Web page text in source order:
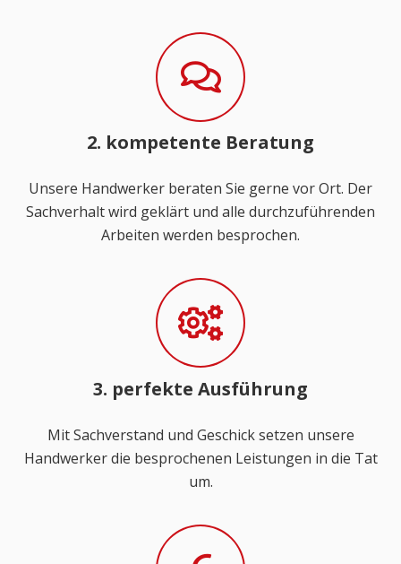
2. kompetente Beratung
Unsere Handwerker beraten Sie gerne vor Ort. Der
Sachverhalt wird geklärt und alle durchzuführenden
Arbeiten werden besprochen.
3. perfekte Ausführung
Mit Sachverstand und Geschick setzen unsere
Handwerker die besprochenen Leistungen in die Tat
um.